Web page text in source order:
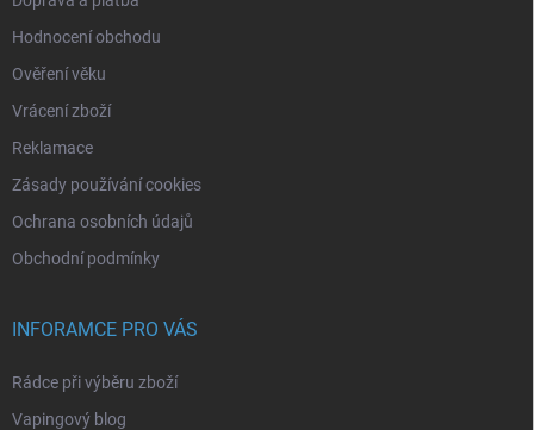
Hodnocení obchodu
Ověření věku
Vrácení zboží
Reklamace
Zásady používání cookies
Ochrana osobních údajů
Obchodní podmínky
INFORAMCE PRO VÁS
Rádce při výběru zboží
Vapingový blog